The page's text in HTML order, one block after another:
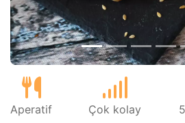
Aperatif Çok kolay